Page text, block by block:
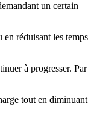
un certain
en réduisant les temps
à progresser. Par
tout en diminuant